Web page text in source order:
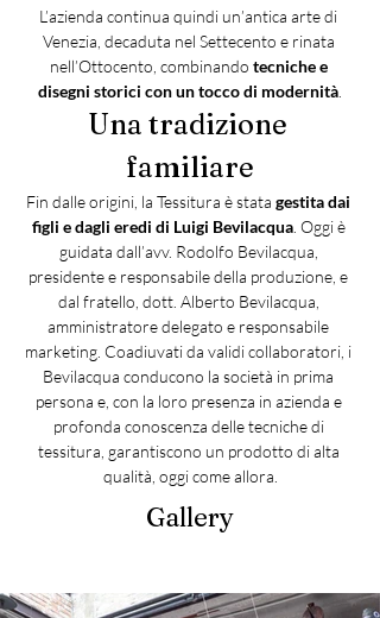
L’azienda continua quindi un’antica arte di
Venezia, decaduta nel Settecento e rinata
nell’Ottocento, combinando tecniche e
disegni storici con un tocco di modernità
Una tradizione
familiare
Fin dalle origini, la Tessitura è stata gestita dai
figli e dagli eredi di Luigi Bevilacqua. Oggi è
guidata dall’avv. Rodolfo Bevilacqua,
presidente e responsabile della produzione, e
dal fratello, dott. Alberto Bevilacqua,
amministratore delegato e responsabile
marketing. Coadiuvati da validi collaboratori, i
Bevilacqua conducono la società in prima
persona e, con la loro presenza in azienda e
profonda conoscenza delle tecniche di
tessitura, garantiscono un prodotto di alta
qualità, oggi come allora.
Gallery